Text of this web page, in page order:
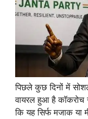
पिछले कुछ दिनों में
वायरल हुआ है कॉकरोच
कि यह सिर्फ मजाक या